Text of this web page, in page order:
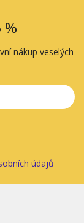
%
nákup veselých
údajů